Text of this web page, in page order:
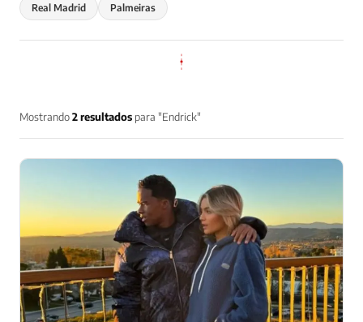
Real Madrid Palmeiras
Mostrando2 resultados para "Endrick"